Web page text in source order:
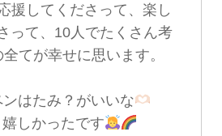
援してくださって、楽し
って、10人でたくさん考
てが幸せに思います。
はたみ？がいいな
しかったです